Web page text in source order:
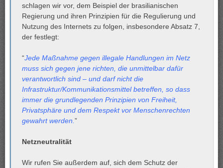
schlagen wir vor, dem Beispiel der brasilianischen
Regierung und ihren Prinzipien für die Regulierung und
Nutzung des Internets zu folgen, insbesondere Absatz 7,
der festlegt:
“Jede Maßnahme gegen illegale Handlungen im Netz
muss sich gegen jene richten, die unmittelbar dafür
verantwortlich sind – und darf nicht die
Infrastruktur/Kommunikationsmittel betreffen, so dass
immer die grundlegenden Prinzipien von Freiheit,
Privatsphäre und dem Respekt vor Menschenrechten
gewahrt werden.”
Netzneutralität
Wir rufen Sie außerdem auf, sich dem Schutz der